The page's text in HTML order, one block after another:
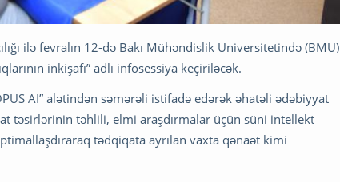
ilə fevralın 12-də Bakı Mühəndislik Universitetində (BMU)
inkişafı” adlı infosessiya keçiriləcək.
AI” alətindən səmərəli istifadə edərək əhatəli ədəbiyyat
təsirlərinin təhlili, elmi araşdırmalar üçün süni intellekt
tədqiqata ayrılan vaxta qənaət kimi